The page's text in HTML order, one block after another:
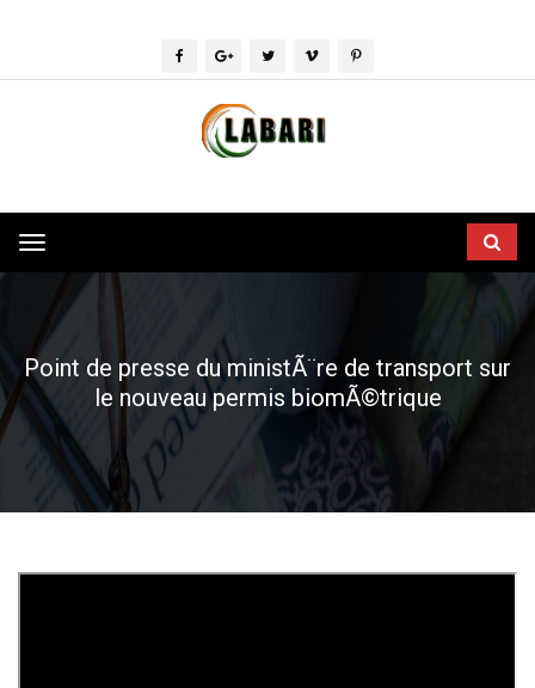
Toggle
navigation
Point de presse du ministÃ¨re de transport sur
le nouveau permis biomÃ©trique